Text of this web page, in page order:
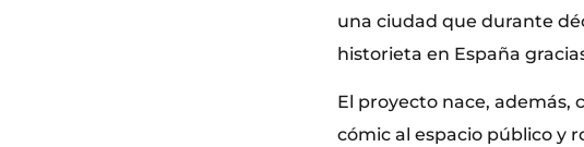
una ciudad que durante
historieta en España
El proyecto nace, además,
cómic al espacio público y